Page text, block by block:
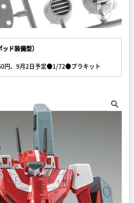
ド装備型）
円、9月2日予定●1/72●プラキット